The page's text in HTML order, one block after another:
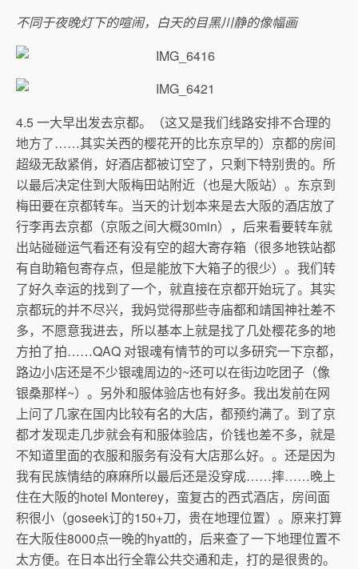
不同于夜晚灯下的喧闹，白天的目黑川静的像幅画
4.5 一大早出发去京都。（这又是我们线路安排不合理的
地方了……其实关西的樱花开的比东京早的）京都的房间
超级无敌紧俏，好酒店都被订空了，只剩下特别贵的。所
以最后决定住到大阪梅田站附近（也是大阪站）。东京到
梅田要在京都转车。当天的计划本来是去大阪的酒店放了
行李再去京都（京阪之间大概30min），后来看要转车就
出站碰碰运气看还有没有空的超大寄存箱（很多地铁站都
有自助箱包寄存点，但是能放下大箱子的很少）。我们转
了好久幸运的找到了一个，就直接在京都开始玩了。其实
京都玩的并不尽兴，我妈觉得那些寺庙都和靖国神社差不
多，不愿意我进去，所以基本上就是找了几处樱花多的地
方拍了拍……QAQ 对银魂有情节的可以多研究一下京都，
路边小店还是不少银魂周边的~还可以在街边吃团子（像
银桑那样~）。另外和服体验店也有好多。我出发前在网
上问了几家在国内比较有名的大店，都预约满了。到了京
都才发现走几步就会有和服体验店，价钱也差不多，就是
不知道里面的衣服和服务有没有大店那么好。。还是因为
我有民族情结的麻麻所以最后还是没穿成……摔……晚上
住在大阪的hotel Monterey，蛮复古的西式酒店，房间面
积很小（goseek订的150+刀，贵在地理位置）。原来打算
在大阪住8000点一晚的hyatt的，后来查了一下地理位置不
太方便。在日本出行全靠公共交通和走，打的是很贵的。